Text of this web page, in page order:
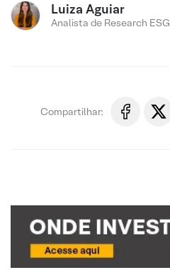
Luiza Aguiar
Analista de Research ESG
Compartilhar: